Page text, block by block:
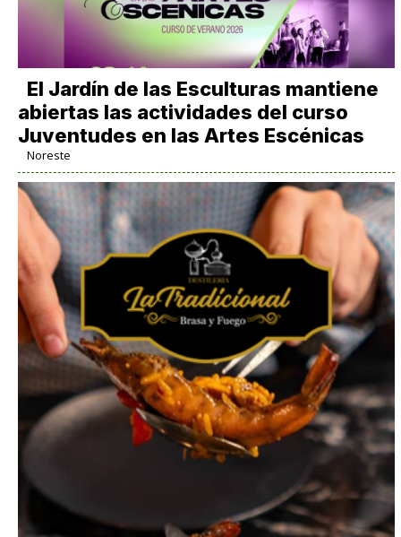
El Jardín de las Esculturas mantiene
abiertas las actividades del curso
Juventudes en las Artes Escénicas
Noreste